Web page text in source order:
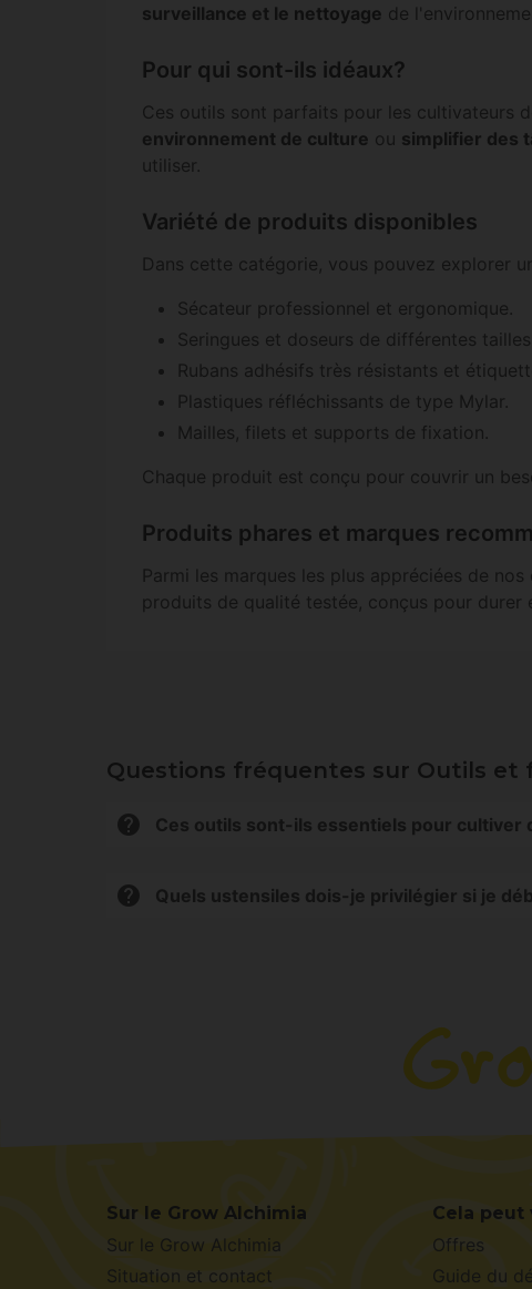
surveillance et le nettoyage de
Pour qui sont-ils idéaux?
Ces outils sont parfaits pour les cultivateurs
environnement de culture ou simplifier des
utiliser.
Variété de produits disponibles
Dans cette catégorie, vous pouvez explorer
Sécateur professionnel et ergonomique.
Seringues et doseurs de différentes
Rubans adhésifs très résistants et
Plastiques réfléchissants de type Mylar.
Mailles, filets et supports de fixation.
Chaque produit est conçu pour couvrir un
Produits phares et marques
Parmi les marques les plus appréciées de
produits de qualité testée, conçus pour
Questions fréquentes sur Outils et
Ces outils sont-ils essentiels pour cultiver
Quels ustensiles dois-je privilégier si je
Sur le Grow Alchimia
Sur le Grow Alchimia
Situation et contact
Cela peut
Offres
Guide du